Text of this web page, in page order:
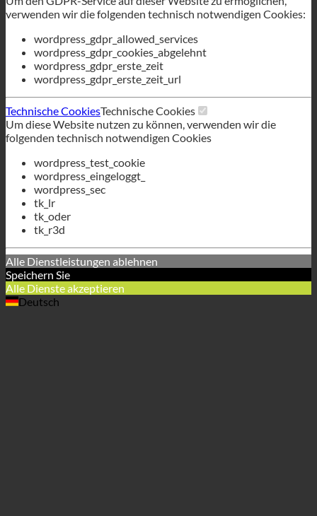
Technische CookiesTechnische Cookies
Um diese Website nutzen zu können, verwenden wir die
folgenden technisch notwendigen Cookies
wordpress_test_cookie
wordpress_eingeloggt_
wordpress_sec
tk_lr
tk_oder
tk_r3d
Alle Dienstleistungen ablehnen
Speichern Sie
Alle Dienste akzeptieren
Deutsch